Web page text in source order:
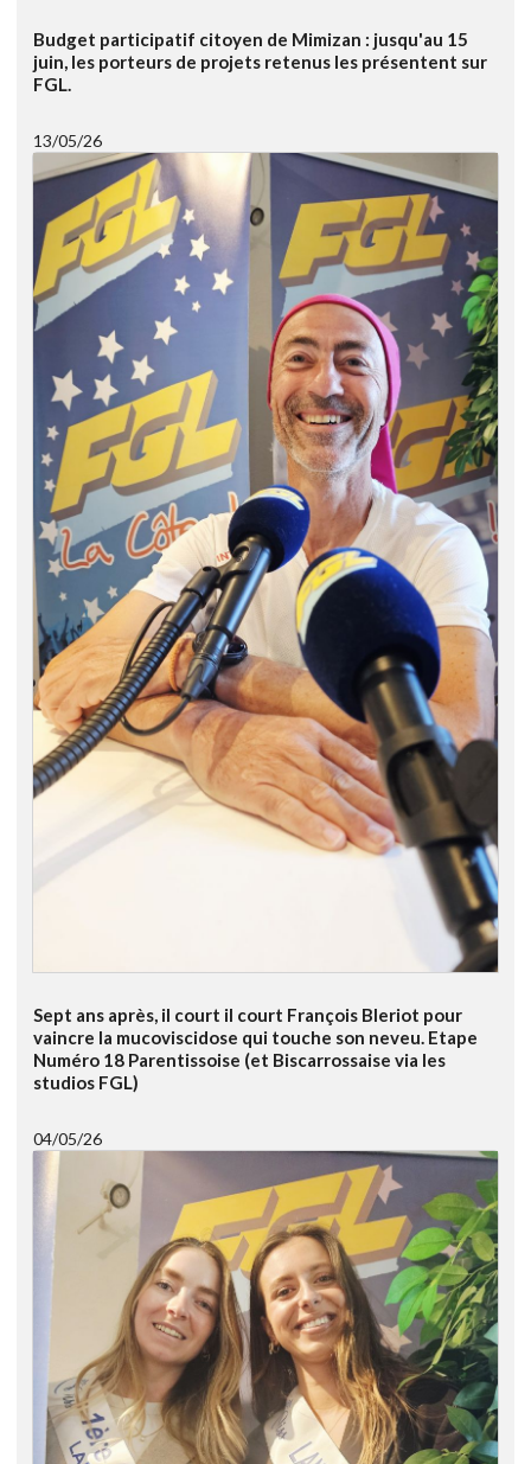
Budget participatif citoyen de Mimizan : jusqu'au 15
juin, les porteurs de projets retenus les présentent sur
FGL.
13/05/26
Sept ans après, il court il court François Bleriot pour
vaincre la mucoviscidose qui touche son neveu. Etape
Numéro 18 Parentissoise (et Biscarrossaise via les
studios FGL)
04/05/26